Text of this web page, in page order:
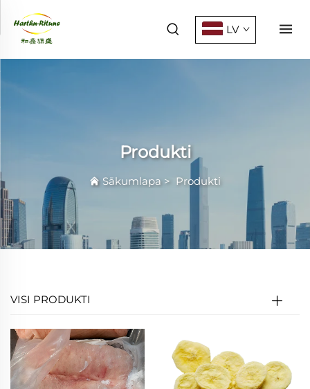
LV
Produkti
Sākumlapa> Produkti
VISI PRODUKTI